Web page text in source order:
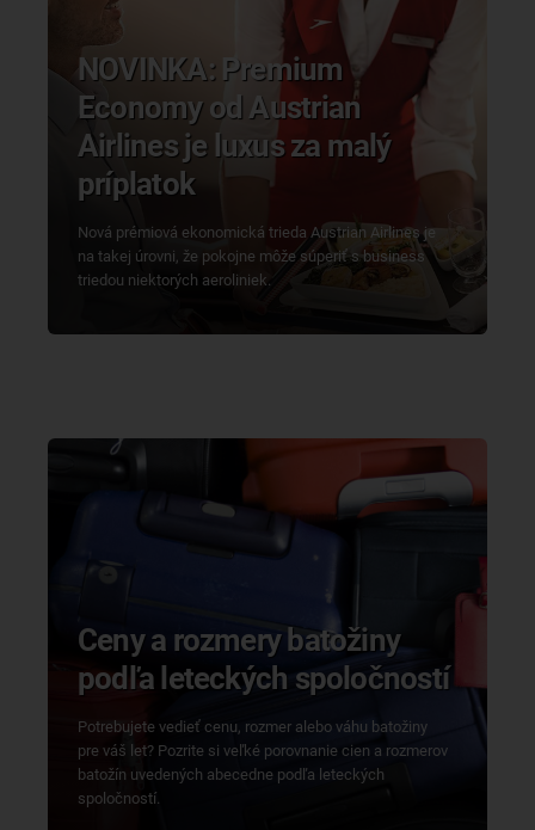
NOVINKA: Premium
Economy od Austrian
Airlines je luxus za malý
príplatok
Nová prémiová ekonomická trieda Austrian Airlines je
na takej úrovni, že pokojne môže súperiť s business
triedou niektorých aeroliniek.
Ceny a rozmery batožiny
podľa leteckých spoločností
Potrebujete vedieť cenu, rozmer alebo váhu batožiny
pre váš let? Pozrite si veľké porovnanie cien a rozmerov
batožín uvedených abecedne podľa leteckých
spoločností.